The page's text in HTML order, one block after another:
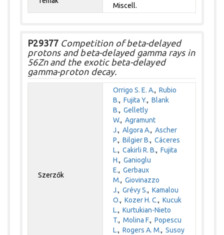
Miscell.
P29377 Competition of beta-delayed
protons and beta-delayed gamma rays in
56Zn and the exotic beta-delayed
gamma-proton decay.
Szerzők
Orrigo S. E. A.,Rubio
B.,Fujita Y.,Blank
B.,Gelletly
W.,Agramunt
J.,Algora A.,Ascher
P.,Bilgier B.,Cáceres
L.,Cakirli R. B.,Fujita
H.,Ganioglu
E.,Gerbaux
M.,Giovinazzo
J.,Grévy S.,Kamalou
O.,Kozer H. C.,Kucuk
L.,Kurtukian-Nieto
T.,Molina F.,Popescu
L.,Rogers A. M.,Susoy